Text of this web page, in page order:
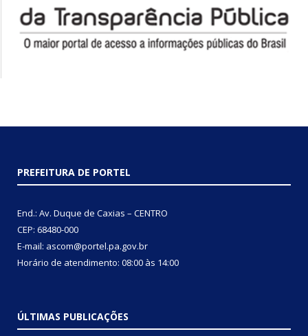
PREFEITURA DE PORTEL
End.: Av. Duque de Caxias – CENTRO
CEP: 68480-000
E-mail: ascom@portel.pa.gov.br
Horário de atendimento: 08:00 às 14:00
ÚLTIMAS PUBLICAÇÕES